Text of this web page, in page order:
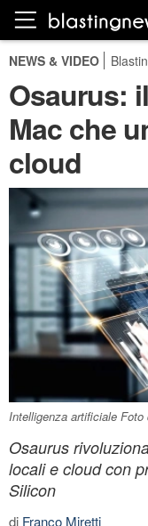
NEWS & VIDEO
Osaurus:
Mac che
cloud
Intelligenza artificiale
Osaurus
locali e cloud con
Silicon
di Franco Miretti